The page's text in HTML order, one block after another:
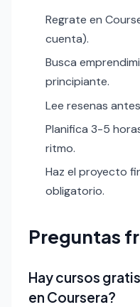
Regrate en
cuenta).
Busca
principiante.
Lee resenas
Planifica 3-5
ritmo.
Haz el proyecto
obligatorio.
Preguntas
Hay cursos
en Coursera?